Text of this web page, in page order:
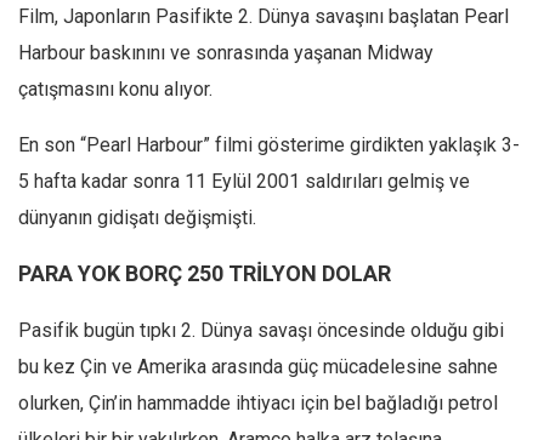
Film, Japonların Pasifikte 2. Dünya savaşını başlatan Pearl
Harbour baskınını ve sonrasında yaşanan Midway
çatışmasını konu alıyor.
En son “Pearl Harbour” filmi gösterime girdikten yaklaşık 3-
5 hafta kadar sonra 11 Eylül 2001 saldırıları gelmiş ve
dünyanın gidişatı değişmişti.
PARA YOK BORÇ 250 TRİLYON DOLAR
Pasifik bugün tıpkı 2. Dünya savaşı öncesinde olduğu gibi
bu kez Çin ve Amerika arasında güç mücadelesine sahne
olurken, Çin’in hammadde ihtiyacı için bel bağladığı petrol